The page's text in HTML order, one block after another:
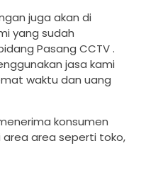
juga akan di
yang sudah
Pasang CCTV .
jasa kami
waktu dan uang
konsumen
area area seperti toko,